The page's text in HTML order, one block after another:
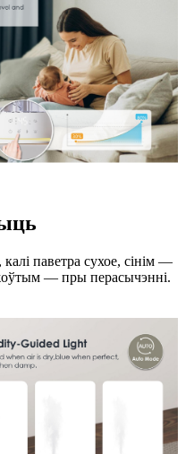
паветра сухое, сінім —
— пры перасычэнні.